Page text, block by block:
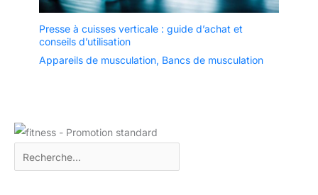
Presse à cuisses verticale : guide d’achat et
conseils d’utilisation
Appareils de musculation, Bancs de musculation